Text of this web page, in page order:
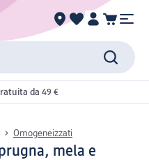
da 49 €
Omogeneizzati
mela e